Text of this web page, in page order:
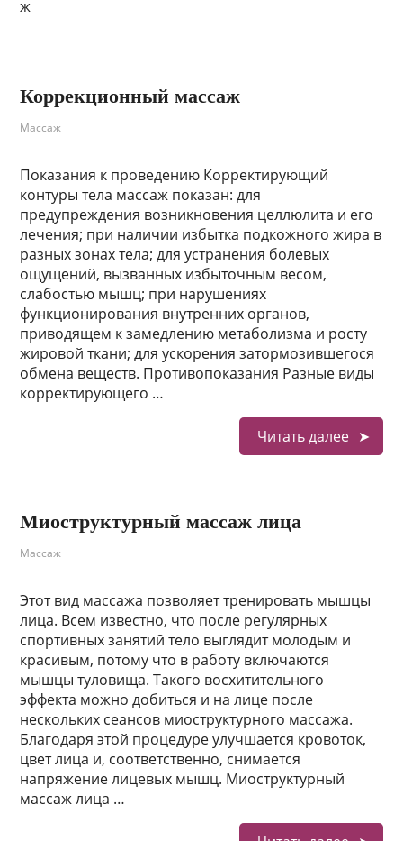
Коррекционный массаж
Массаж
Показания к проведению Корректирующий
контуры тела массаж показан: для
предупреждения возникновения целлюлита и его
лечения; при наличии избытка подкожного жира в
разных зонах тела; для устранения болевых
ощущений, вызванных избыточным весом,
слабостью мышц; при нарушениях
функционирования внутренних органов,
приводящем к замедлению метаболизма и росту
жировой ткани; для ускорения затормозившегося
обмена веществ. Противопоказания Разные виды
корректирующего …
Читать далее
Миоструктурный массаж лица
Массаж
Этот вид массажа позволяет тренировать мышцы
лица. Всем известно, что после регулярных
спортивных занятий тело выглядит молодым и
красивым, потому что в работу включаются
мышцы туловища. Такого восхитительного
эффекта можно добиться и на лице после
нескольких сеансов миоструктурного массажа.
Благодаря этой процедуре улучшается кровоток,
цвет лица и, соответственно, снимается
напряжение лицевых мышц. Миоструктурный
массаж лица …